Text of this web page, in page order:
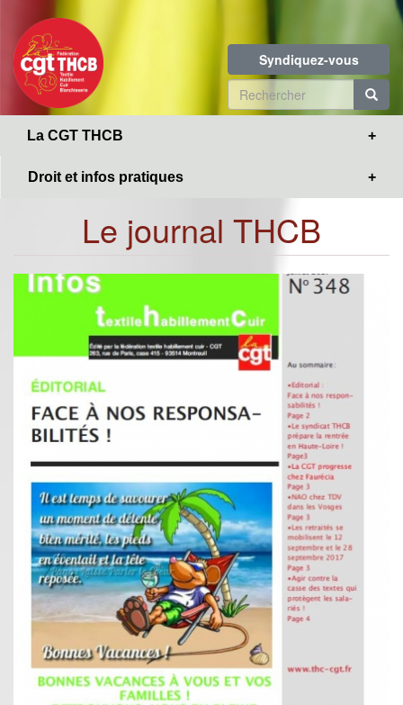
contenu
principal
Syndiquez-vous
Formulaire
de
La CGT THCB
Droit et infos pratiques
Le journal THCB